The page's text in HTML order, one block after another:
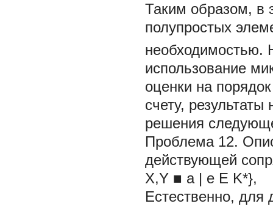
Таким образом, в
полупростых
необходимостью.
использование
оценки на
счету,
решения
Проблема 12.
действующей
X,Y ■ a | е Е K*},
Естественно, для